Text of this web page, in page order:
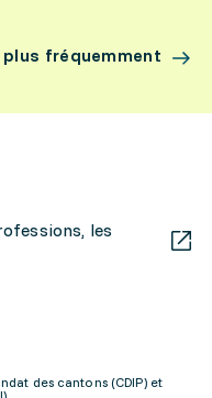
fréquemment
les
des cantons (CDIP) et